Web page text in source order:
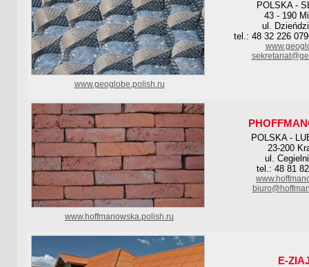
POLSKA -
43 - 190
ul.
tel.: 48 32 226
www.geoglobe.polish.ru
POLSKA -
23-200
ul.
tel.: 48 81
www.hoffmanowska.polish.ru
E-